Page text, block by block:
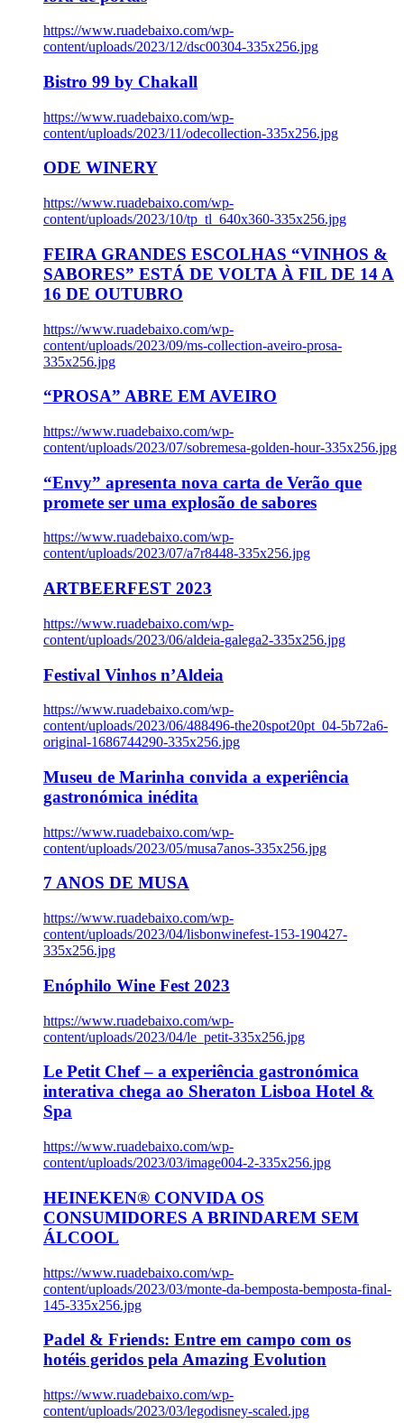
https://www.ruadebaixo.com/wp-
content/uploads/2023/12/dsc00304-335x256.jpg
Bistro 99 by Chakall
https://www.ruadebaixo.com/wp-
content/uploads/2023/11/odecollection-335x256.jpg
ODE WINERY
https://www.ruadebaixo.com/wp-
content/uploads/2023/10/tp_tl_640x360-335x256.jpg
FEIRA GRANDES ESCOLHAS “VINHOS &
SABORES” ESTÁ DE VOLTA À FIL DE 14 A
16 DE OUTUBRO
https://www.ruadebaixo.com/wp-
content/uploads/2023/09/ms-collection-aveiro-prosa-
335x256.jpg
“PROSA” ABRE EM AVEIRO
https://www.ruadebaixo.com/wp-
content/uploads/2023/07/sobremesa-golden-hour-335x256.jpg
“Envy” apresenta nova carta de Verão que
promete ser uma explosão de sabores
https://www.ruadebaixo.com/wp-
content/uploads/2023/07/a7r8448-335x256.jpg
ARTBEERFEST 2023
https://www.ruadebaixo.com/wp-
content/uploads/2023/06/aldeia-galega2-335x256.jpg
Festival Vinhos n’Aldeia
https://www.ruadebaixo.com/wp-
content/uploads/2023/06/488496-the20spot20pt_04-5b72a6-
original-1686744290-335x256.jpg
Museu de Marinha convida a experiência
gastronómica inédita
https://www.ruadebaixo.com/wp-
content/uploads/2023/05/musa7anos-335x256.jpg
7 ANOS DE MUSA
https://www.ruadebaixo.com/wp-
content/uploads/2023/04/lisbonwinefest-153-190427-
335x256.jpg
Enóphilo Wine Fest 2023
https://www.ruadebaixo.com/wp-
content/uploads/2023/04/le_petit-335x256.jpg
Le Petit Chef – a experiência gastronómica
interativa chega ao Sheraton Lisboa Hotel &
Spa
https://www.ruadebaixo.com/wp-
content/uploads/2023/03/image004-2-335x256.jpg
HEINEKEN® CONVIDA OS
CONSUMIDORES A BRINDAREM SEM
ÁLCOOL
https://www.ruadebaixo.com/wp-
content/uploads/2023/03/monte-da-bemposta-bemposta-final-
145-335x256.jpg
Padel & Friends: Entre em campo com os
hotéis geridos pela Amazing Evolution
https://www.ruadebaixo.com/wp-
content/uploads/2023/03/legodisney-scaled.jpg